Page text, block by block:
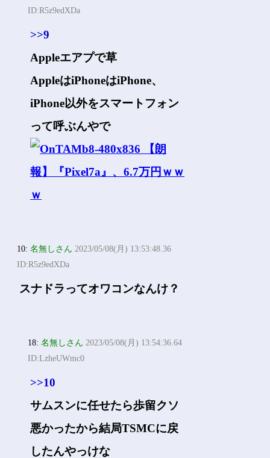
ID:R5z9edXDa
>>9
Appleエアプで草
AppleはiPhoneはiPhone、
iPhone以外をスマートフォン
って呼ぶんやで
10:名無しさん 2023/05/08(月) 13:53:48.36
ID:R5z9edXDa
スナドラってオワコンなんけ？
18:名無しさん 2023/05/08(月) 13:54:36.64
ID:LzheUWmc0
>>10
サムスンに任せたら歩留クソ
悪かったから結局TSMCに戻
したんやっけな